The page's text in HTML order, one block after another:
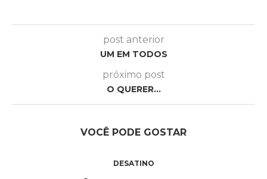
post anterior
UM EM TODOS
próximo post
O QUERER…
VOCÊ PODE GOSTAR
DESATINO